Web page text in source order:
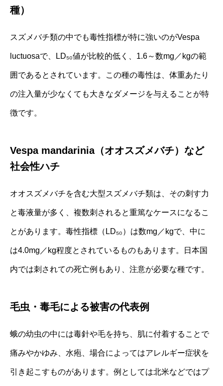
種）
スズメバチ類の中でも毒性指標が特に強いのがVespa
luctuosaで、LD₅₀値が比較的低く、1.6～数mg／kgの範
囲であるとされています。この種の毒性は、体重あたり
の注入量が少なくても大きなダメージを与えることが特
徴です。
Vespa mandarinia（オオスズメバチ）など
社会性ハチ
オオスズメバチを含む大型スズメバチ類は、その刺す力
と毒液量が多く、複数刺されると重篤なケースになるこ
とがあります。毒性指標（LD₅₀）は数mg／kgで、中に
は4.0mg／kg程度とされているものもあります。日本国
内では刺されての死亡例もあり、注意が必要な種です。
毛虫・毒毛による被害の代表例
蛾の幼虫の中には毒針や毛を持ち、肌に付着することで
痛みやかゆみ、水疱、場合によってはアレルギー症状を
引き起こすものがあります。例としては北米などではプ